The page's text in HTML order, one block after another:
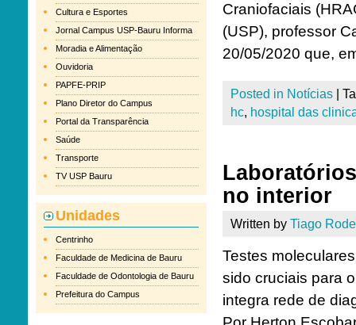
Cultura e Esportes
Jornal Campus USP-Bauru Informa
Moradia e Alimentação
Ouvidoria
PAPFE-PRIP
Plano Diretor do Campus
Portal da Transparência
Saúde
Transporte
TV USP Bauru
Unidades
Centrinho
Faculdade de Medicina de Bauru
Faculdade de Odontologia de Bauru
Prefeitura do Campus
Craniofaciais
(USP), professor
20/05/2020 que,
Posted in Notícias
hc, hospital das
no interior
Written by Tiago
Testes
sido cruciais para
integra rede de